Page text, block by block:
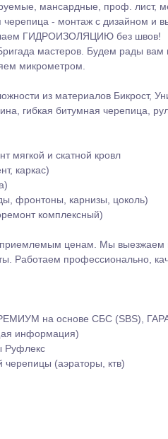
мансардные, проф. лист,
- монтаж с дизайном и
ГИДРОИЗОЛЯЦИЮ без швов!
мастеров. Будем рады
микрометром.
из материалов Бикрост,
гибкая битумная черепица,
мягкой и скатной кровл
каркас)
фронтоны, карнизы, цоколь)
комплексный)
ценам. Мы выезжаем
Работаем профессионально,
на основе СБС (SBS),
информация)
Руфлекс
(аэраторы, ктв)